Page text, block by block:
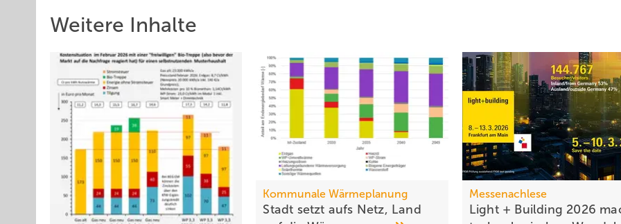
Weitere Inhalte
Kommunale Wärmeplanung
Stadt setzt aufs Netz, Land
Messenachlese
Light + Building 2026